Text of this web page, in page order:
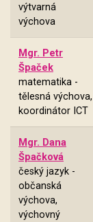
výtvarná
výchova
Mgr. Petr
Špaček
matematika -
tělesná výchova,
koordinátor ICT
Mgr. Dana
Špačková
český jazyk -
občanská
výchova,
výchovný